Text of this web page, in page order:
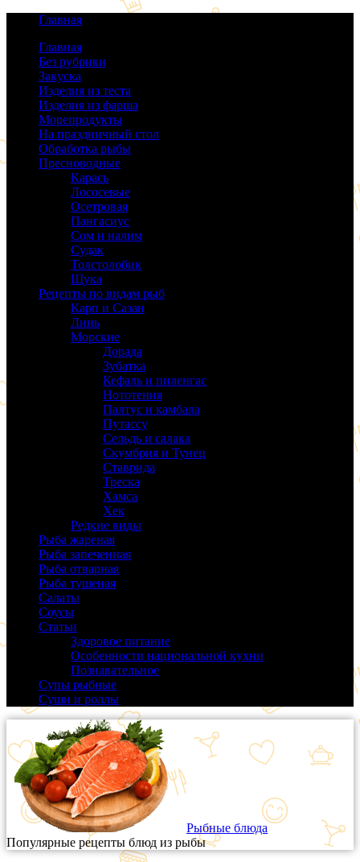
Главная
Главная
Без рубрики
Закуска
Изделия из теста
Изделия из фарша
Морепродукты
На праздничный стол
Обработка рыбы
Пресноводные
Карась
Лососевые
Осетровая
Пангасиус
Сом и налим
Судак
Толстолобик
Щука
Рецепты по видам рыб
Карп и Сазан
Линь
Морские
Дорада
Зубатка
Кефаль и пиленгас
Нототения
Палтус и камбала
Путассу
Сельдь и салака
Скумбрия и Тунец
Ставрида
Треска
Хамса
Хек
Редкие виды
Рыба жареная
Рыба запеченная
Рыба отварная
Рыба тушеная
Салаты
Соусы
Статьи
Здоровое питание
Особенности национальной кухни
Познавательное
Супы рыбные
Суши и роллы
Рыбные блюда
Популярные рецепты блюд из рыбы